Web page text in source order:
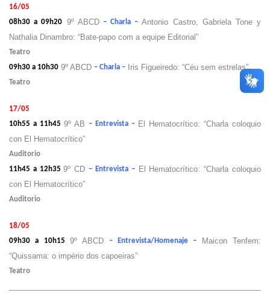
16/05
08h30 a 09h20
9º ABCD– Charla – Antonio Castro, Gabriela Tone y
Nathalia Dinambro: “Bate-papo com a equipe Editorial”
Teatro
09h30 a 10h30 9º ABCD – Charla – Iris Figueiredo: “Céu sem estrelas”
Teatro
17/05
10h55 a 11h45 9º AB – Entrevista – El Hematocrítico: “Charla coloquio
con El Hematocrítico”
Auditorio
11h45 a 12h359º CD – Entrevista –El Hematocrítico: “Charla coloquio
con El Hematocrítico”
Auditorio
18/05
09h30 a 10h15
9º ABCD – Entrevista/Homenaje –
Maicon Tenfem:
“Quissama: o império dos capoeiras”
Teatro